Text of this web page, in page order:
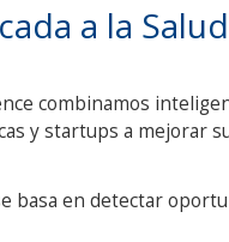
a la
combinamos
y startups a mejorar
basa en detectar